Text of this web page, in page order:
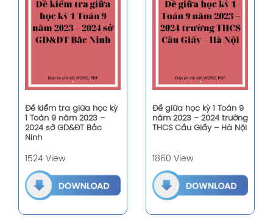
Đề kiểm tra giữa học kỳ
1 Toán 9 năm 2023 –
2024 sở GD&ĐT Bắc
Ninh
1524 View
Đề giữa học kỳ 1 Toán 9
năm 2023 – 2024 trường
THCS Cầu Giấy – Hà Nội
1860 View